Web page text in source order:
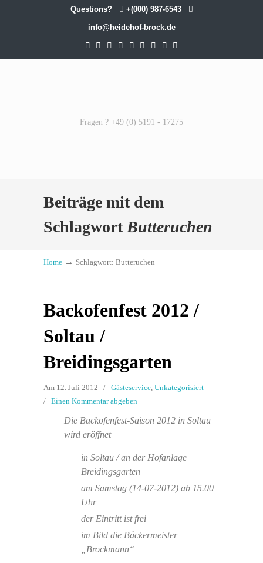
Questions? +(000) 987-6543
info@heidehof-brock.de
Fragen ? +49 (0) 5191 - 17275
Beiträge mit dem
Schlagwort Butteruchen
Home → Schlagwort: Butteruchen
Backofenfest 2012 /
Soltau /
Breidingsgarten
Am 12. Juli 2012 / Gästeservice, Unkategorisiert
/ Einen Kommentar abgeben
Die Backofenfest-Saison 2012 in Soltau
wird eröffnet
in Soltau / an der Hofanlage
Breidingsgarten
am Samstag (14-07-2012) ab 15.00
Uhr
der Eintritt ist frei
im Bild die Bäckermeister
„Brockmann“